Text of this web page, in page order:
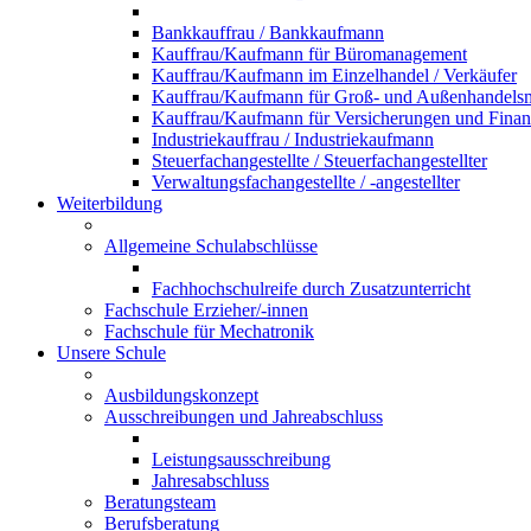
Bankkauffrau / Bankkaufmann
Kauffrau/Kaufmann für Büromanagement
Kauffrau/Kaufmann im Einzelhandel / Verkäufer
Kauffrau/Kaufmann für Groß- und
Kauffrau/Kaufmann für Versicherungen und
Industriekauffrau / Industriekaufmann
Steuerfachangestellte / Steuerfachangestellter
Verwaltungsfachangestellte / -angestellter
Weiterbildung
Allgemeine Schulabschlüsse
Fachhochschulreife durch Zusatzunterricht
Fachschule Erzieher/-innen
Fachschule für Mechatronik
Unsere Schule
Ausbildungskonzept
Ausschreibungen und Jahreabschluss
Leistungsausschreibung
Jahresabschluss
Beratungsteam
Berufsberatung